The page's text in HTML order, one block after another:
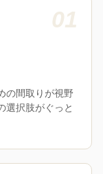
01
の間取りが視野
選択肢がぐっと